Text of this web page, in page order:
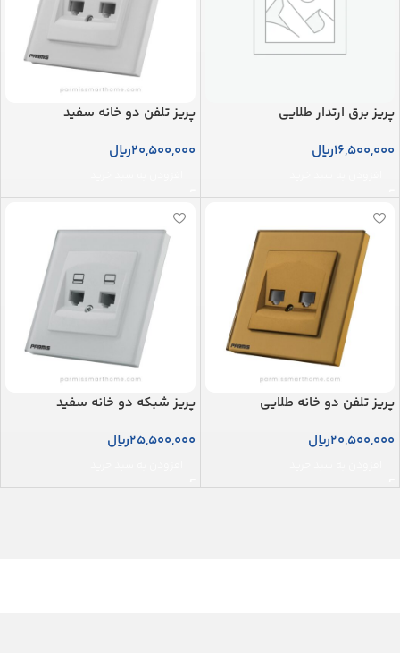
پریز برق ارتدار طلایی
16,500,000ریال
پریز تلفن دو خانه سفید
20,500,000ریال
پریز تلفن دو خانه طلایی
20,500,000ریال
پریز شبکه دو خانه سفید
25,500,000ریال